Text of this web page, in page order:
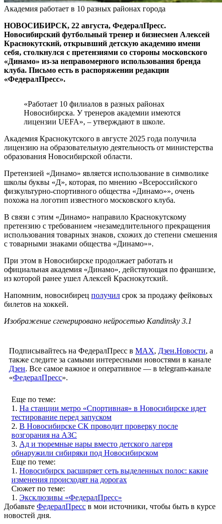
Академия работает в 10 разных районах города
НОВОСИБИРСК, 22 августа, ФедералПресс.
Новосибирский футбольный тренер и бизнесмен Алексей
Краснокутский, открывший детскую академию имени
себя, столкнулся с претензиями со стороны московского
«Динамо» из-за неправомерного использования бренда
клуба. Письмо есть в распоряжении редакции
«ФедералПресс».
«Работает 10 филиалов в разных районах
Новосибирска. У тренеров академии имеются
лицензии UEFA», – утверждают в школе.
Академия Краснокутского в августе 2025 года получила
лицензию на образовательную деятельность от министерства
образования Новосибирской области.
Претензией «Динамо» является использование в символике
школы буквы «Д», которая, по мнению «Всероссийского
физкультурно-спортивного общества «Динамо»», очень
похожа на логотип известного московского клуба.
В связи с этим «Динамо» направило Краснокутскому
претензию с требованием «незамедлительного прекращения
использования товарных знаков, схожих до степени смешения
с товарными знаками общества «Динамо»».
При этом в Новосибирске продолжает работать и
официальная академия «Динамо», действующая по франшизе,
из которой ранее ушел Алексей Краснокутский.
Напомним, новосибирец получил срок за продажу фейковых
билетов на хоккей.
Изображение сгенерировано нейросетью Kandinsky 3.1
Подписывайтесь на ФедералПресс в МАХ, Дзен.Новости, а
также следите за самыми интересными новостями в канале
Дзен. Все самое важное и оперативное — в telegram-канале
«ФедералПресс».
Еще по теме:
1. На станции метро «Спортивная» в Новосибирске идет
тестирование перед запуском
2. В Новосибирске СК проводит проверку после
возгорания на АЗС
3. Ад и тюремные нары вместо детского лагеря
обнаружили сибиряки под Новосибирском
Еще по теме:
1. Новосибирск расширяет сеть выделенных полос: какие
изменения происходят на дорогах
Сюжет по теме:
1. Эксклюзивы «ФедералПресс»
Добавьте ФедералПресс в мои источники, чтобы быть в курсе
новостей дня.